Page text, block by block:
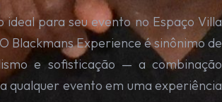
ideal para seu evento no Espaço Villa
Blackmans Experience é sinônimo de
e sofisticação — a combinação
qualquer evento em uma experiência